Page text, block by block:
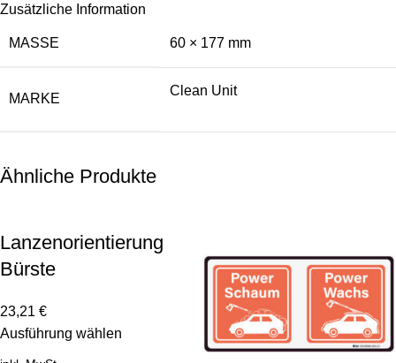
Zusätzliche Information
MASSE 60 × 177 mm
MARKE
Clean Unit
Ähnliche Produkte
Lanzenorientierung
Bürste
23,21 €
Ausführung wählen